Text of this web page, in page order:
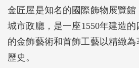
金匠屋是知名的國際飾物展覽
城市政廳，是一座1550年建造
的金飾藝術和首飾工藝以精緻
歷史。